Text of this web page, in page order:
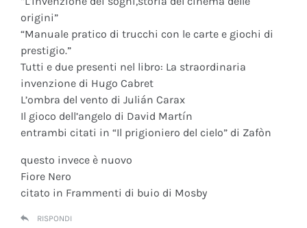
origini”
“Manuale pratico di trucchi con le carte e giochi di
prestigio.”
Tutti e due presenti nel libro: La straordinaria
invenzione di Hugo Cabret
L’ombra del vento di Julián Carax
Il gioco dell’angelo di David Martín
entrambi citati in “Il prigioniero del cielo” di Zafòn
questo invece è nuovo
Fiore Nero
citato in Frammenti di buio di Mosby
RISPONDI